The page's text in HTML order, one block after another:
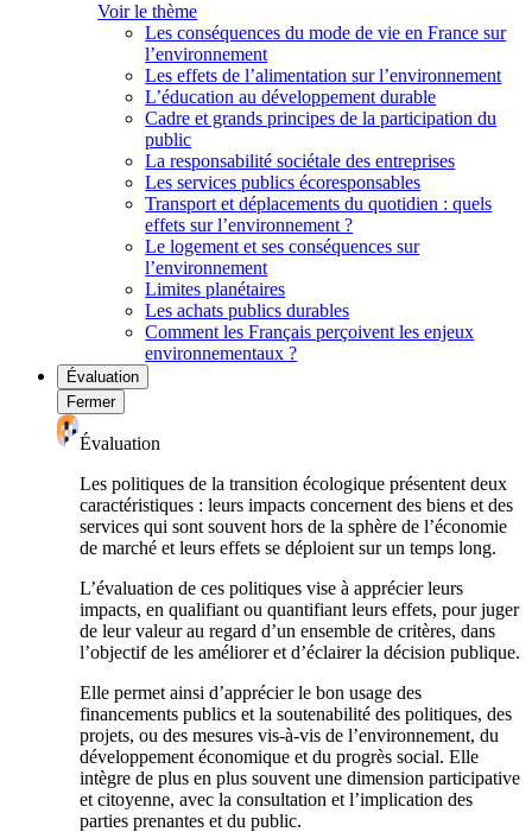
Voir le thème
Les conséquences du mode de vie en France sur
l’environnement
Les effets de l’alimentation sur l’environnement
L’éducation au développement durable
Cadre et grands principes de la participation du
public
La responsabilité sociétale des entreprises
Les services publics écoresponsables
Transport et déplacements du quotidien : quels
effets sur l’environnement ?
Le logement et ses conséquences sur
l’environnement
Limites planétaires
Les achats publics durables
Comment les Français perçoivent les enjeux
environnementaux ?
Évaluation
Fermer
Évaluation
Les politiques de la transition écologique présentent deux
caractéristiques : leurs impacts concernent des biens et des
services qui sont souvent hors de la sphère de l’économie
de marché et leurs effets se déploient sur un temps long.
L’évaluation de ces politiques vise à apprécier leurs
impacts, en qualifiant ou quantifiant leurs effets, pour juger
de leur valeur au regard d’un ensemble de critères, dans
l’objectif de les améliorer et d’éclairer la décision publique.
Elle permet ainsi d’apprécier le bon usage des
financements publics et la soutenabilité des politiques, des
projets, ou des mesures vis-à-vis de l’environnement, du
développement économique et du progrès social. Elle
intègre de plus en plus souvent une dimension participative
et citoyenne, avec la consultation et l’implication des
parties prenantes et du public.